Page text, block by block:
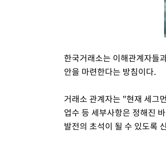
한국거래소는 이해관계자들
안을 마련한다는 방침이다.
거래소 관계자는 "현재 세그
업수 등 세부사항은 정해진
발전의 초석이 될 수 있도록